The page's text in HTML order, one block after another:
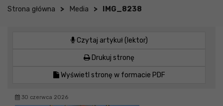
Strona główna > Media > IMG_8238
Czytaj artykuł (lektor)
Drukuj stronę
Wyświetl stronę w formacie PDF
30 czerwca 2026